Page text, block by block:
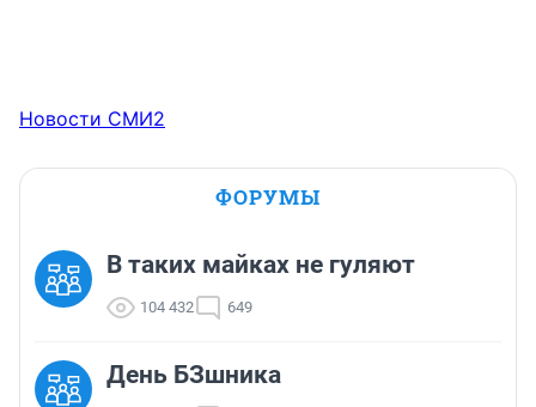
Новости СМИ2
ФОРУМЫ
В таких майках не гуляют
104 432 649
День БЗшника